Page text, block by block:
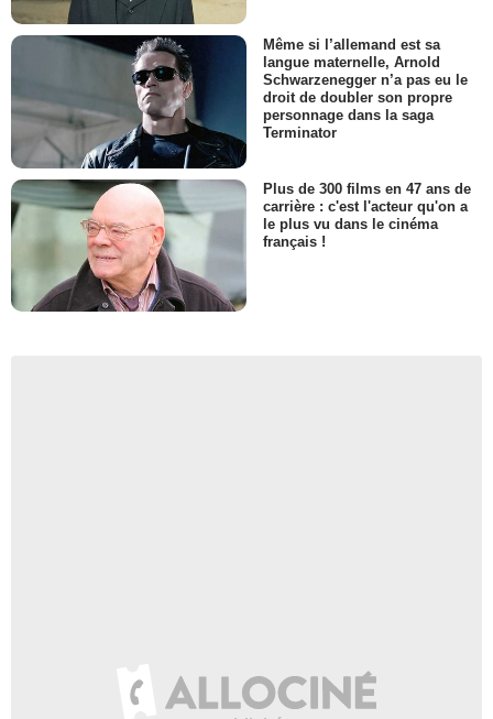
Même si l’allemand est sa
langue maternelle, Arnold
Schwarzenegger n’a pas eu le
droit de doubler son propre
personnage dans la saga
Terminator
Plus de 300 films en 47 ans de
carrière : c'est l'acteur qu'on a
le plus vu dans le cinéma
français !